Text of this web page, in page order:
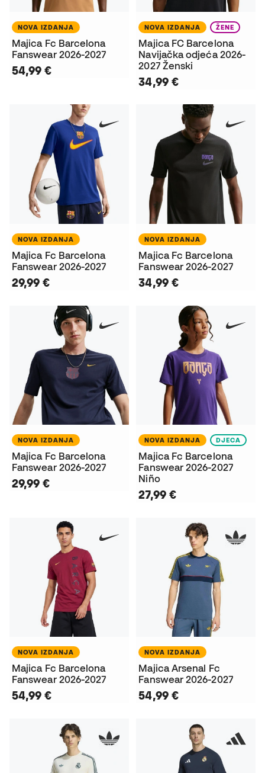
NOVA IZDANJA
Majica Fc Barcelona
Fanswear 2026-2027
54,99 €
NOVA IZDANJA ŽENE
Majica FC Barcelona
Navijačka odjeća 2026-
2027 Ženski
34,99 €
NOVA IZDANJA
Majica Fc Barcelona
Fanswear 2026-2027
29,99 €
NOVA IZDANJA
Majica Fc Barcelona
Fanswear 2026-2027
34,99 €
NOVA IZDANJA
Majica Fc Barcelona
Fanswear 2026-2027
29,99 €
NOVA IZDANJA DJECA
Majica Fc Barcelona
Fanswear 2026-2027
Niño
27,99 €
NOVA IZDANJA
Majica Fc Barcelona
Fanswear 2026-2027
54,99 €
NOVA IZDANJA
Majica Arsenal Fc
Fanswear 2026-2027
54,99 €